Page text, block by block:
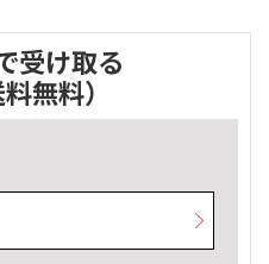
受け取る
料無料）